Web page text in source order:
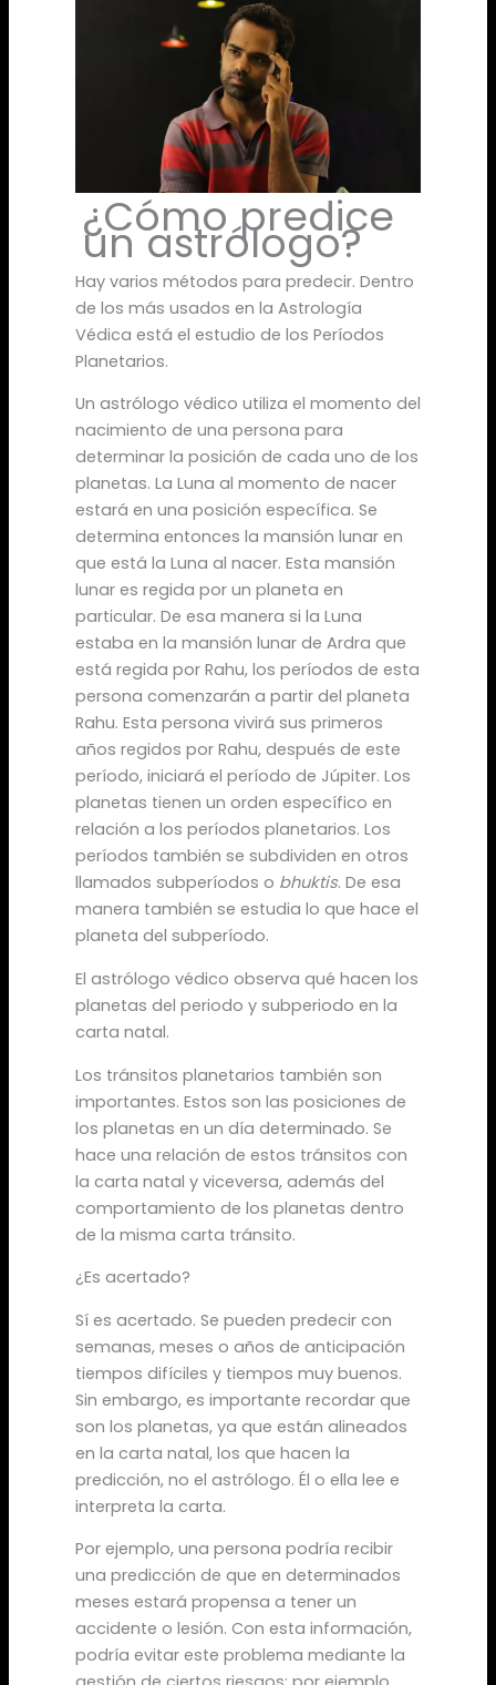
¿Cómo predice
un astrólogo?
Hay varios métodos para predecir. Dentro
de los más usados en la Astrología
Védica está el estudio de los Períodos
Planetarios.
Un astrólogo védico utiliza el momento del
nacimiento de una persona para
determinar la posición de cada uno de los
planetas. La Luna al momento de nacer
estará en una posición específica. Se
determina entonces la mansión lunar en
que está la Luna al nacer. Esta mansión
lunar es regida por un planeta en
particular. De esa manera si la Luna
estaba en la mansión lunar de Ardra que
está regida por Rahu, los períodos de esta
persona comenzarán a partir del planeta
Rahu. Esta persona vivirá sus primeros
años regidos por Rahu, después de este
período, iniciará el período de Júpiter. Los
planetas tienen un orden específico en
relación a los períodos planetarios. Los
períodos también se subdividen en otros
llamados subperíodos o bhuktis. De esa
manera también se estudia lo que hace el
planeta del subperíodo.
El astrólogo védico observa qué hacen los
planetas del periodo y subperiodo en la
carta natal.
Los tránsitos planetarios también son
importantes. Estos son las posiciones de
los planetas en un día determinado. Se
hace una relación de estos tránsitos con
la carta natal y viceversa, además del
comportamiento de los planetas dentro
de la misma carta tránsito.
¿Es acertado?
Sí es acertado. Se pueden predecir con
semanas, meses o años de anticipación
tiempos difíciles y tiempos muy buenos.
Sin embargo, es importante recordar que
son los planetas, ya que están alineados
en la carta natal, los que hacen la
predicción, no el astrólogo. Él o ella lee e
interpreta la carta.
Por ejemplo, una persona podría recibir
una predicción de que en determinados
meses estará propensa a tener un
accidente o lesión. Con esta información,
podría evitar este problema mediante la